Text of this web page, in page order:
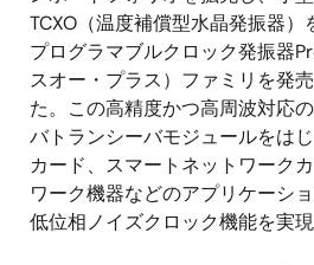
TCXO（温度補償型水晶発振器）
プログラマブルクロック発振器
スオー・プラス）ファミリを発
た。この高精度かつ高周波対応
バトランシーバモジュールをは
カード、スマートネットワーク
ワーク機器などのアプリケーシ
低位相ノイズクロック機能を実現